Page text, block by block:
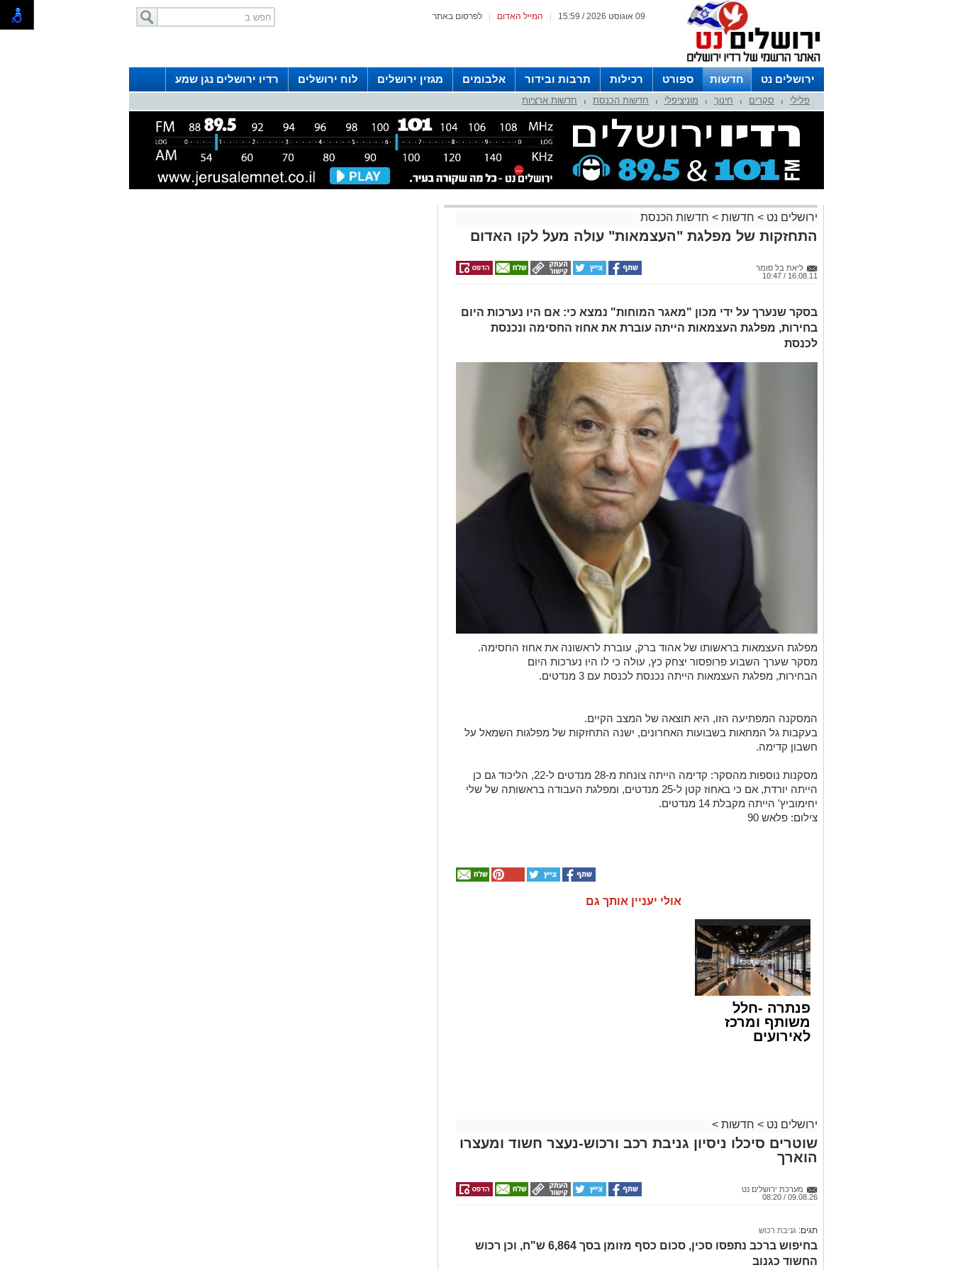
לפרסום באתר המייל האדום 09 אוגוסט 2026 / 15:59
ירושלים נט חדשות ספורט רכילות תרבות ובידור אלבומים מגזין ירושלים לוח ירושלים
רדיו ירושלים נגן שמע
לפרסום ברדיו צרו קשר
לוח שדורים רדיו ירושלים פלילי סקרים חינוך מוניציפלי חדשות הכנסת חדשות ארציות
ירושלים נט > חדשות > חדשות הכנסת
התחזקות של מפלגת "העצמאות" עולה מעל לקו האדום
ליאת בל סומר
16.08.11 / 10:47
בסקר שנערך על ידי מכון "מאגר המוחות" נמצא כי: אם היו נערכות היום
בחירות, מפלגת העצמאות הייתה עוברת את אחוז החסימה ונכנסת
לכנסת
מפלגת העצמאות בראשותו של אהוד ברק, עוברת לראשונה את אחוז החסימה.
מסקר שערך השבוע פרופסור יצחק כץ, עולה כי לו היו נערכות היום
הבחירות, מפלגת העצמאות הייתה נכנסת לכנסת עם 3 מנדטים.
המסקנה המפתיעה הזו, היא תוצאה של המצב הקיים.
בעקבות גל המחאות בשבועות האחרונים, ישנה התחזקות של מפלגות השמאל על
חשבון קדימה.
מסקנות נוספות מהסקר: קדימה הייתה צונחת מ-28 מנדטים ל-22, הליכוד גם כן
הייתה יורדת, אם כי באחוז קטן ל-25 מנדטים, ומפלגת העבודה בראשותה של שלי
יחימוביץ' הייתה מקבלת 14 מנדטים.
צילום: פלאש 90
אולי יעניין אותך גם
פנתרה -חלל
משותף ומרכז
לאירועים
ירושלים נט > חדשות >
שוטרים סיכלו ניסיון גניבת רכב ורכוש-נעצר חשוד ומעצרו
הוארך
מערכת ירושלים נט
09.08.26 / 08:20
תגים: גניבת רכוש
בחיפוש ברכב נתפסו סכין, סכום כסף מזומן בסך 6,864 ש"ח, וכן רכוש
החשוד כגנוב